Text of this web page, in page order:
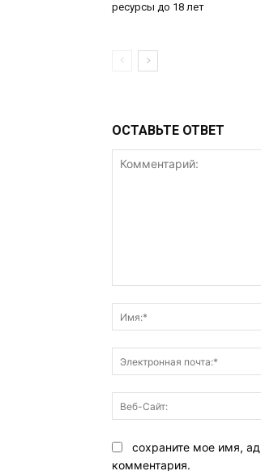
ресурсы до 18 лет
ОСТАВЬТЕ ОТВЕТ
сохраните мое имя,
комментария.